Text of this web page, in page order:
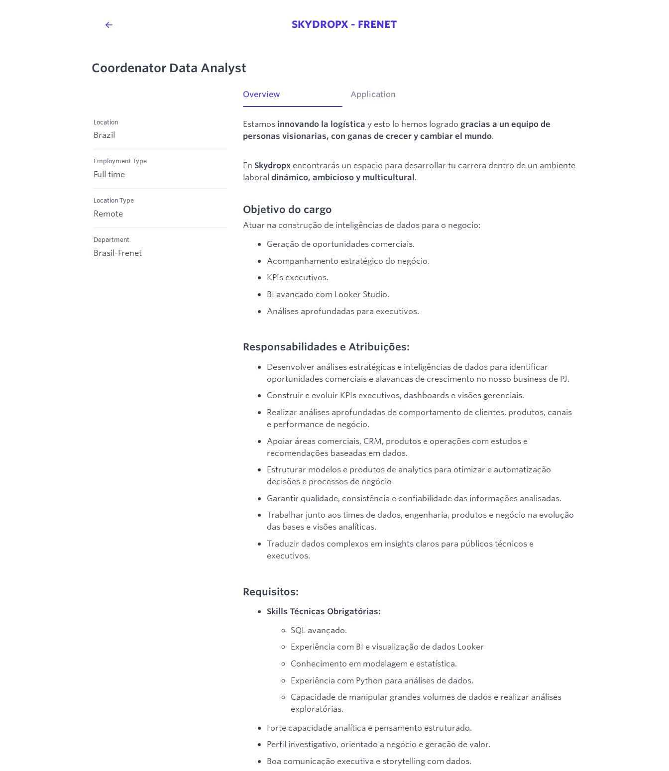
SKYDROPX - FRENET
Coordenator Data Analyst
Location
Brazil
Employment Type
Full time
Location Type
Remote
Department
Brasil-Frenet
Overview Application
Estamos innovando la logística y esto lo hemos logrado gracias a un equipo de
personas visionarias, con ganas de crecer y cambiar el mundo.
En Skydropx encontrarás un espacio para desarrollar tu carrera dentro de un ambiente
laboral dinámico, ambicioso y multicultural.
Objetivo do cargo
Atuar na construção de inteligências de dados para o negocio:
Geração de oportunidades comerciais.
Acompanhamento estratégico do negócio.
KPIs executivos.
BI avançado com Looker Studio.
Análises aprofundadas para executivos.
Responsabilidades e Atribuições:
Desenvolver análises estratégicas e inteligências de dados para identificar
oportunidades comerciais e alavancas de crescimento no nosso business de PJ.
Construir e evoluir KPIs executivos, dashboards e visões gerenciais.
Realizar análises aprofundadas de comportamento de clientes, produtos, canais
e performance de negócio.
Apoiar áreas comerciais, CRM, produtos e operações com estudos e
recomendações baseadas em dados.
Estruturar modelos e produtos de analytics para otimizar e automatização
decisões e processos de negócio
Garantir qualidade, consistência e confiabilidade das informações analisadas.
Trabalhar junto aos times de dados, engenharia, produtos e negócio na evolução
das bases e visões analíticas.
Traduzir dados complexos em insights claros para públicos técnicos e
executivos.
Requisitos:
Skills Técnicas Obrigatórias:
SQL avançado.
Experiência com BI e visualização de dados Looker
Conhecimento em modelagem e estatística.
Experiência com Python para análises de dados.
Capacidade de manipular grandes volumes de dados e realizar análises
exploratórias.
Forte capacidade analítica e pensamento estruturado.
Perfil investigativo, orientado a negócio e geração de valor.
Boa comunicação executiva e storytelling com dados.